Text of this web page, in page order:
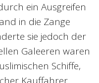
ein Ausgreifen
in die Zange
sie jedoch der
Galeeren waren
Schiffe,